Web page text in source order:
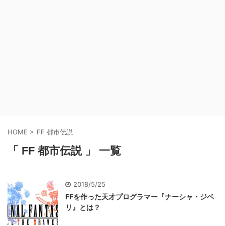
HOME > FF 都市伝説
「 FF 都市伝説 」 一覧
2018/5/25
FFを作った天才プログラマー『ナーシャ・ジベ
リ』とは？